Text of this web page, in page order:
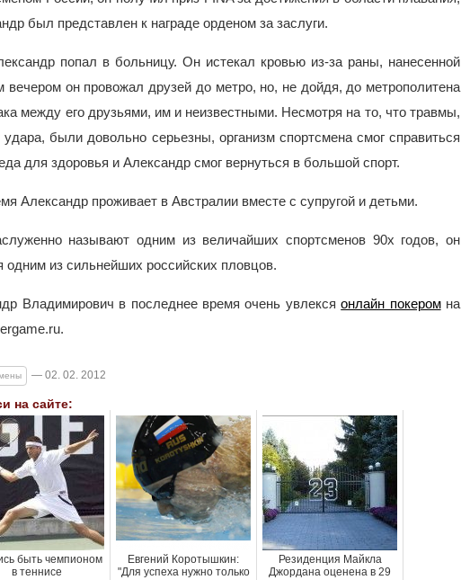
был представлен к награде орденом за заслуги.
попал в больницу. Он истекал кровью из-за раны, нанесенной
он провожал друзей до метро, но, не дойдя, до метрополитена
между его друзьями, им и неизвестными. Несмотря на то, что травмы,
были довольно серьезны, организм спортсмена смог справиться
для здоровья и Александр смог вернуться в большой спорт.
Александр проживает в Австралии вместе с супругой и детьми.
называют одним из величайших спортсменов 90х годов, он
одним из сильнейших российских пловцов.
Владимирович в последнее время очень увлексяонлайн покеромна
— 02. 02. 2012
на сайте:
быть чемпионом
в теннисе
Евгений Коротышкин:
"Для успеха нужно только
Резиденция Майкла
Джордана оценена в 29